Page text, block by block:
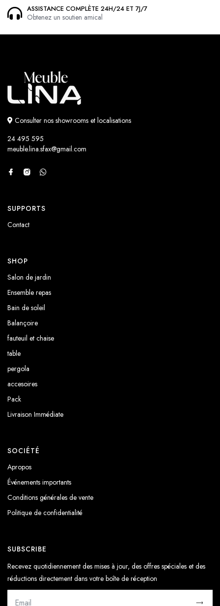
ASSISTANCE COMPLÈTE 24H/24 ET 7J/7
Obtenez un soutien amical
Consulter nos showrooms et localisations
24 495 595
meuble.lina.sfax@gmail.com
SUPPORTS
Contact
SHOP
Salon de jardin
Ensemble repas
Bain de soleil
Balançoire
fauteuil et chaise
table
pergola
accesoires
Pack
Livraison Immédiate
SOCIÉTÉ
Apropos
Événements importants
Conditions générales de vente
Politique de confidentialité
SUBSCRIBE
Recevez quotidiennement des mises à jour, des offres spéciales et des
réductions directement dans votre boîte de réception